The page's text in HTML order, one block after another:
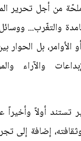
من أجل تحرير
والتغّرب...
بل الحوار
والآراء
تستند أولاً وأخيراً
إضافة إلى